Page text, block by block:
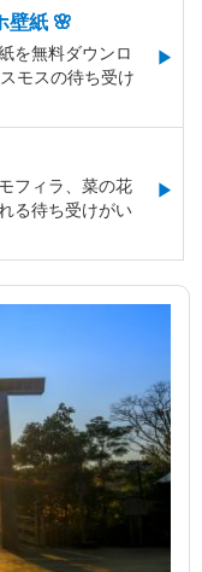
壁紙 🌸
を無料ダウンロ
モスの待ち受け
フィラ、菜の花
る待ち受けがい